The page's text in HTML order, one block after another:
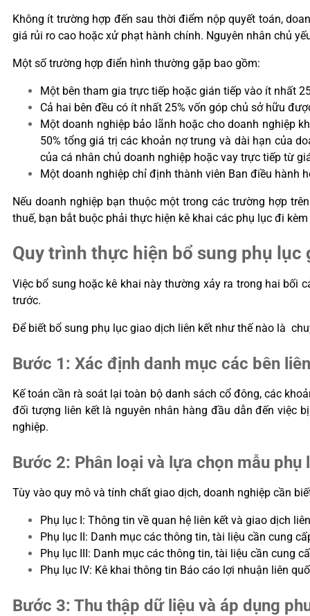
Không ít trường hợp đến sau thời điểm nộp quyết toán,
giá rủi ro cao hoặc xử phạt hành chính. Nguyên nhân chủ
Một số trường hợp điển hình thường gặp bao gồm:
Một bên tham gia trực tiếp hoặc gián tiếp vào ít nhất
Cả hai bên đều có ít nhất 25% vốn góp chủ sở hữu
Một doanh nghiệp bảo lãnh hoặc cho doanh nghiệp
50% tổng giá trị các khoản nợ trung và dài hạn của
của cá nhân chủ doanh nghiệp hoặc vay trực tiếp từ
Một doanh nghiệp chỉ định thành viên Ban điều hành
Nếu doanh nghiệp bạn thuộc một trong các trường hợp
thuế, bạn bắt buộc phải thực hiện kê khai các phụ lục đi
Quy trình thực hiện bổ sung phụ
Việc bổ sung hoặc kê khai này thường xảy ra trong hai bối
trước.
Để biết bổ sung phụ lục giao dịch liên kết như thế nào là
Bước 1: Xác định danh mục các bên
Kế toán cần rà soát lại toàn bộ danh sách cổ đông, các
đối tượng liên kết là nguyên nhân hàng đầu dẫn đến việc
nghiệp.
Bước 2: Phân loại và lựa chọn mẫu phụ
Tùy vào quy mô và tính chất giao dịch, doanh nghiệp cần
Phụ lục I: Thông tin về quan hệ liên kết và giao dịch
Phụ lục II: Danh mục các thông tin, tài liệu cần cung
Phụ lục III: Danh mục các thông tin, tài liệu cần cung
Phụ lục IV: Kê khai thông tin Báo cáo lợi nhuận liên
Bước 3: Thu thập dữ liệu và áp dụng